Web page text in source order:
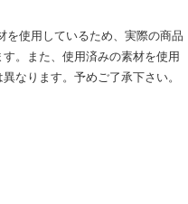
使用しているため、実際の商品
。また、使用済みの素材を使用
なります。予めご了承下さい。